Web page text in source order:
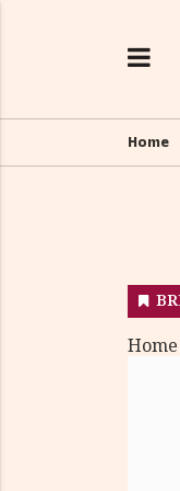
Home
Home